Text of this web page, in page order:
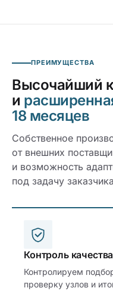
ПРЕИМУЩЕСТВА
Высочайший
и
18 месяцев
Собственное
от внешних
и возможность
под задачу
Контроль
Контролируем
проверку узлов и